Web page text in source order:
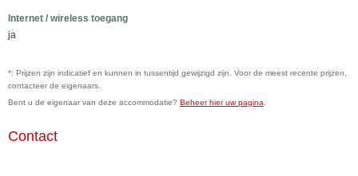
Internet / wireless toegang
ja
*: Prijzen zijn indicatief en kunnen in tussentijd gewijzigd zijn. Voor de meest recente prijzen,
contacteer de eigenaars.
Bent u de eigenaar van deze accommodatie? Beheer hier uw pagina
Contact